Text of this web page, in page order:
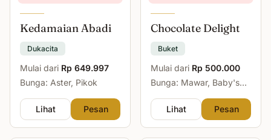
Kedamaian Abadi
Dukacita
Mulai dari Rp 649.997
Bunga: Aster, Pikok
Lihat Pesan
Chocolate Delight
Buket
Mulai dari Rp 500.000
Bunga: Mawar, Baby's
Lihat
Pesan